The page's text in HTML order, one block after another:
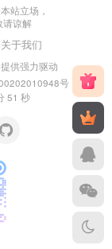
站立场，
请谅解
关于我们
提供强力驱动
号
52 秒